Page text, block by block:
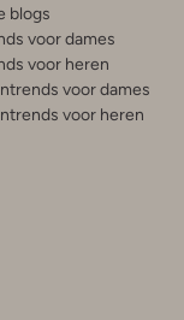
blogs
voor dames
voor heren
voor dames
voor heren